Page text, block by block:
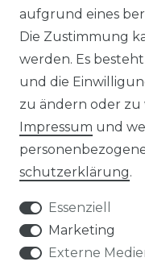
VERTRAG
Design &
© Copyright
aufgrund eines
Die Zustimmung
werden. Es
und die
zu ändern oder zu
Impressum und
schutz­erklärung.
Essenziell
Marketing
Externe